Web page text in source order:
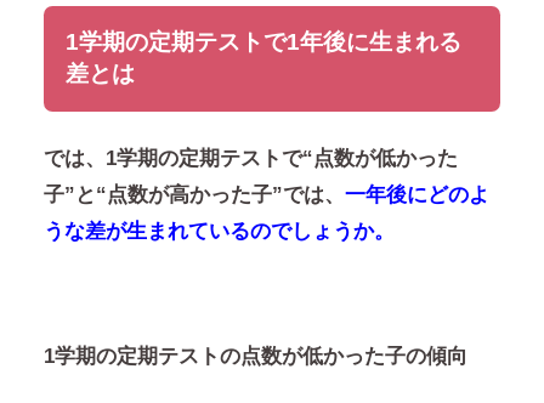
1学期の定期テストで1年後に生まれる
差とは
では、 1学期の定期テストで“点数が低かった
子”と“点数が高かった子”では、 一年後にどのよ
うな差が生まれているのでしょうか。
1学期の定期テストの点数が低かった子の傾向